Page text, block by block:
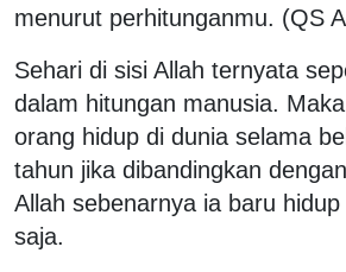
menurut perhitunganmu. (QS
Sehari di sisi Allah ternyata
dalam hitungan manusia.
orang hidup di dunia selama
tahun jika dibandingkan
Allah sebenarnya ia baru
saja.